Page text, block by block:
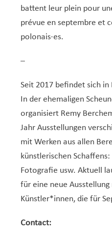
battent leur plein pour
prévue en septembre et
polonais·es.
–
Seit 2017 befindet sich in
In der ehemaligen
organisiert Remy
Jahr Ausstellungen
mit Werken aus allen
künstlerischen
Fotografie usw. Aktuell
für eine neue
Künstler*innen, die für
Contact: